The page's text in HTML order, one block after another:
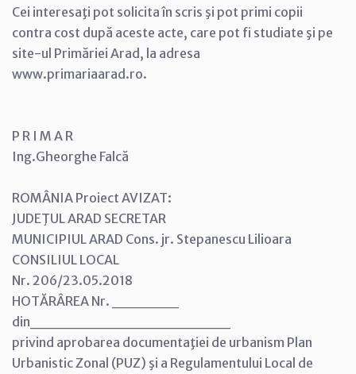
Cei interesaţi pot solicita în scris şi pot primi copii
contra cost după aceste acte, care pot fi studiate şi pe
site-ul Primăriei Arad, la adresa
www.primariaarad.ro.
P R I M A R
Ing.Gheorghe Falcă
ROMÂNIA Proiect AVIZAT:
JUDEŢUL ARAD SECRETAR
MUNICIPIUL ARAD Cons. jr. Stepanescu Lilioara
CONSILIUL LOCAL
Nr. 206/23.05.2018
HOTĂRÂREA Nr. ______
din__________________
privind aprobarea documentaţiei de urbanism Plan
Urbanistic Zonal (PUZ) şi a Regulamentului Local de